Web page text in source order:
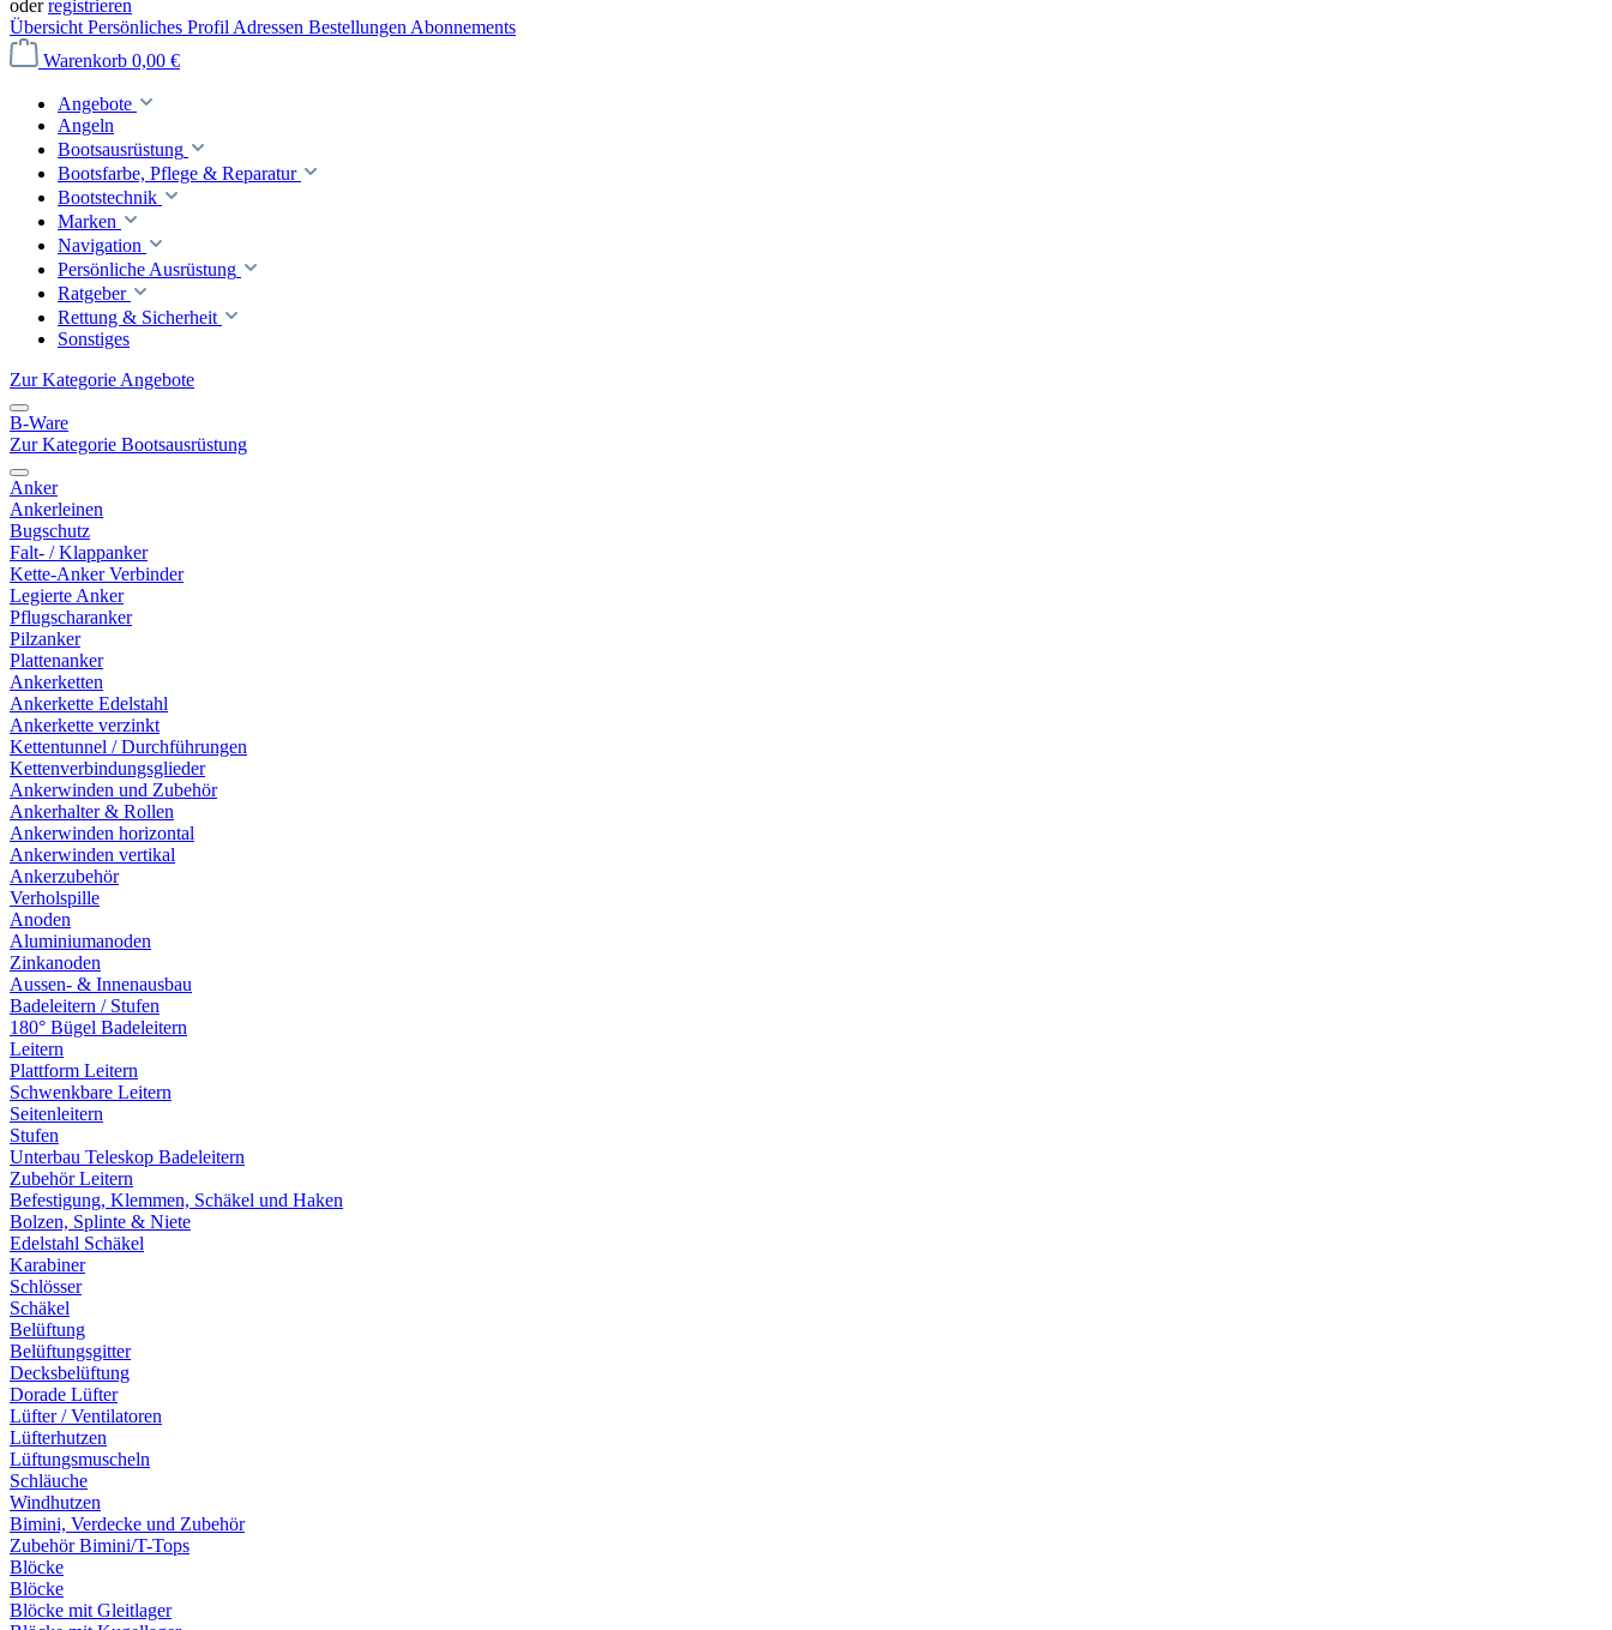
oderregistrieren
Übersicht Persönliches Profil Adressen Bestellungen Abonnements
Warenkorb 0,00 €
Angebote
Angeln
Bootsausrüstung
Bootsfarbe, Pflege & Reparatur
Bootstechnik
Marken
Navigation
Persönliche Ausrüstung
Ratgeber
Rettung & Sicherheit
Sonstiges
Zur Kategorie Angebote
B-Ware
Zur Kategorie Bootsausrüstung
Anker
Ankerleinen
Bugschutz
Falt- / Klappanker
Kette-Anker Verbinder
Legierte Anker
Pflugscharanker
Pilzanker
Plattenanker
Ankerketten
Ankerkette Edelstahl
Ankerkette verzinkt
Kettentunnel / Durchführungen
Kettenverbindungsglieder
Ankerwinden und Zubehör
Ankerhalter & Rollen
Ankerwinden horizontal
Ankerwinden vertikal
Ankerzubehör
Verholspille
Anoden
Aluminiumanoden
Zinkanoden
Aussen- & Innenausbau
Badeleitern / Stufen
180° Bügel Badeleitern
Leitern
Plattform Leitern
Schwenkbare Leitern
Seitenleitern
Stufen
Unterbau Teleskop Badeleitern
Zubehör Leitern
Befestigung, Klemmen, Schäkel und Haken
Bolzen, Splinte & Niete
Edelstahl Schäkel
Karabiner
Schlösser
Schäkel
Belüftung
Belüftungsgitter
Decksbelüftung
Dorade Lüfter
Lüfter / Ventilatoren
Lüfterhutzen
Lüftungsmuscheln
Schläuche
Windhutzen
Bimini, Verdecke und Zubehör
Zubehör Bimini/T-Tops
Blöcke
Blöcke
Blöcke mit Gleitlager